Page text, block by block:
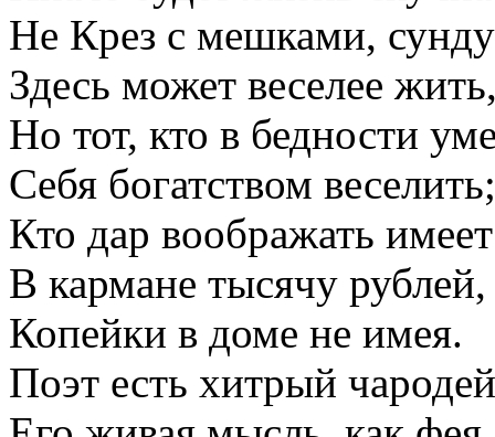
Не Крез с мешками,
Здесь может веселее
Но тот, кто в бедности
Себя богатством веселить;
Кто дар воображать имеет
В кармане тысячу рублей,
Копейки в доме не имея.
Поэт есть хитрый